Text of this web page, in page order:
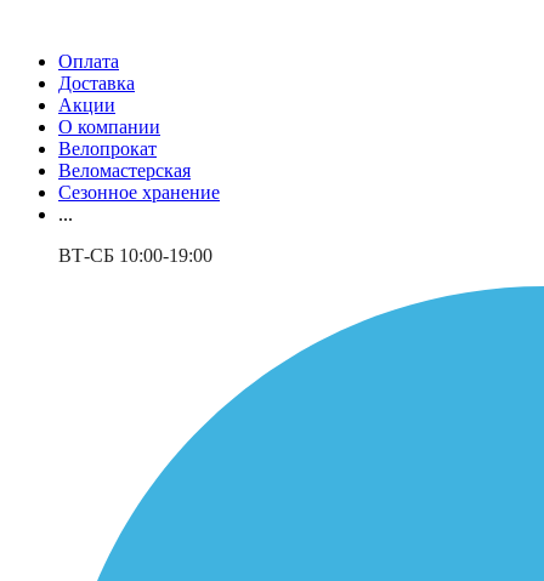
Оплата
Доставка
Акции
О компании
Велопрокат
Веломастерская
Сезонное хранение
...
ВТ-СБ 10:00-19:00